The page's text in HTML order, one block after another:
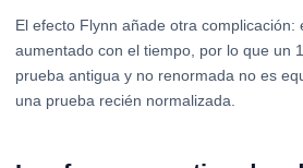
El efecto Flynn añade otra complicación:
aumentado con el tiempo, por lo que un
prueba antigua y no renormada no es
una prueba recién normalizada.